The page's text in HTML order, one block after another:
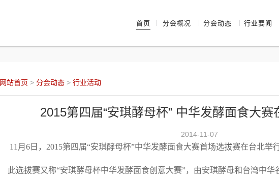
首页 分会概况 分会动态 行业要闻
网站首页 > 分会动态> 行业活动
2015第四届“安琪酵母杯” 中华发酵面食大
2014-11-07
11月6日，2015第四届“安琪酵母杯”中华发酵面食大赛首场选拔赛在台北举行
此选拔赛又称“安琪酵母杯中华发酵面食创意大赛”，由安琪酵母和台湾中华